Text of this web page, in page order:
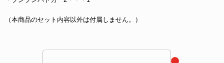
（本商品のセット内容以外は付属しません。）